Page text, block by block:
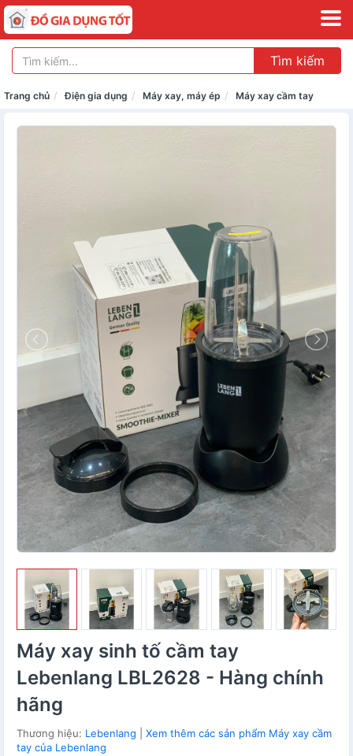
Tìm kiếm
Trang chủ Điện gia dụng Máy xay, máy ép Máy xay cầm tay
Máy xay sinh tố cầm tay
Lebenlang LBL2628 - Hàng chính
hãng
Thương hiệu: Lebenlang
Xem thêm các sản phẩm Máy xay cầm
tay của Lebenlang